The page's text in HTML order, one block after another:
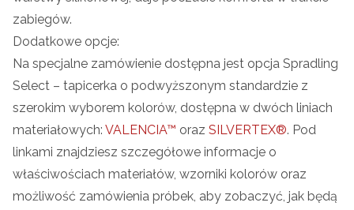
zabiegów.
Dodatkowe opcje:
Na specjalne zamówienie dostępna jest opcja Spradling
Select – tapicerka o podwyższonym standardzie z
szerokim wyborem kolorów, dostępna w dwóch liniach
materiałowych: VALENCIA™ oraz SILVERTEX®. Pod
linkami znajdziesz szczegółowe informacje o
właściwościach materiałów, wzorniki kolorów oraz
możliwość zamówienia próbek, aby zobaczyć, jak będą